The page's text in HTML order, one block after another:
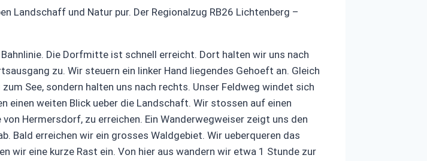
Landschaff und Natur pur. Der Regionalzug RB26 Lichtenberg –
Die Dorfmitte ist schnell erreicht. Dort halten wir uns nach
zu. Wir steuern ein linker Hand liegendes Gehoeft an. Gleich
See, sondern halten uns nach rechts. Unser Feldweg windet sich
einen weiten Blick ueber die Landschaft. Wir stossen auf einen
Hermersdorf, zu erreichen. Ein Wanderwegweiser zeigt uns den
Bald erreichen wir ein grosses Waldgebiet. Wir ueberqueren das
wir eine kurze Rast ein. Von hier aus wandern wir etwa 1 Stunde zur